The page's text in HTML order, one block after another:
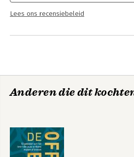
Lees ons recensiebeleid
Anderen die dit